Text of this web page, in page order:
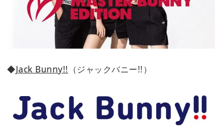
◆Jack Bunny!! （ジャックバニー!!）